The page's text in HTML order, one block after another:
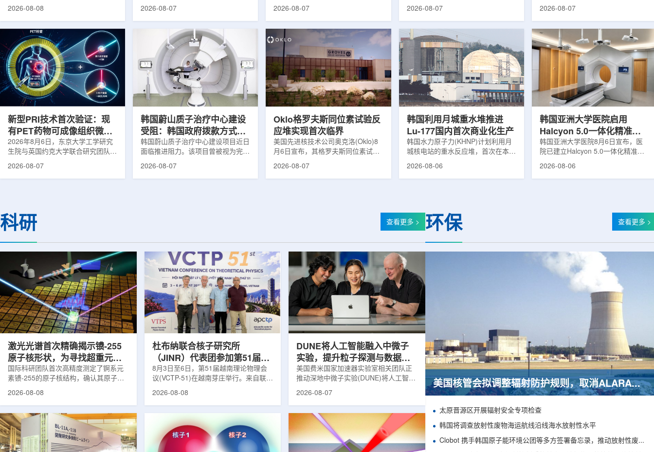
式设立。公司由中国同辐股份有限公
创)共同出资组建，中国同辐持股
90%，中核浙创持股10%。中核辐智
将承接中国同辐核医学发展中心业
务，锚定智慧核医疗赛道深耕布局。
公司以智慧核医学物联系统为核心载
体，打通核医疗全产业链条，构建智
慧核医学系统+核药+装备+服务协同
发展模式，推动业务从单一产品供给
2026-08-08
射性药物开发，迄今已主导/参与发
完成自研7款放射性药物的临床转
化，用于多种肿瘤诊疗。报告会上，
林国贤教授基于其团队多年的前沿探
索，系统梳理了针对前列腺癌靶点
PSMA的核药相关研究进展：一是F-
18标记PSMA靶向PET显像剂的分子
设计与临床优势;二是通过理性优化
分子结构，大幅提高Lu-177标记治
2026-08-07
温哥华不列颠哥伦比亚癌症中心林国
性药物开发》的学术报告。报告会采
取线上线下结合方式举行，放射所部
分科研人员和研究生参加。林国贤教
授长期从事肿瘤诊疗靶向放射性药物
开发研究，已主导或参与发表135余
篇同行评议期刊论文，提交30余项
放射性药物相关专利申请，并完成7
款自研放射性药物的临床转化，应用
2026-08-07
回旋质子治疗系统，在合肥离子医学
治疗系统的重要突破。本例受试者为
肺癌患者。试验所用的超导质子治疗
系统，搭载中科离子自主研发的
SC240超导回旋加速器，具有超大照
射野、360°全周束流配送能力。治
疗全程依托多模融合4D图像引导精
准定位，能实现动态适配、精准治
疗。设备运行平稳低噪，治疗控制软
2026-08-07
究成果。BRIN局长阿里夫·萨特里亚
粮食和健康等领域。在健康领域，
BRIN正在开发用于核医学的放射性
药物。这类药物含有放射性物质，可
用于癌症诊断和治疗。阿里夫表示，
放射性药物研发对癌症识别和治疗具
有重要意义。在食品领域，BRIN将
核技术用于食品保鲜，重点包括出口
水果的辐照处理。阿里夫介绍，一些
2026-08-07
新型PRI技术首次验证：现
有PET药物可成像组织微环
境
2026年8月6日，东京大学工学研究
生院与英国约克大学联合研究团队宣
布，已建立一种利用正电子三光子衰
衰变的下一代核医学成像概念图目前
临床PET扫描主要利用正电子双光子
程度相关的微环境信息捕捉有限。...
2026-08-07
韩国蔚山质子治疗中心建设
受阻：韩国政府拨款方式调
整影响项目推进
韩国蔚山质子治疗中心建设项目近日
面临推进阻力。该项目曾被视为完善
韩国东南部区域癌症治疗体系的关键
中心，构建癌症患者可在区域内完成
手术...
2026-08-07
Oklo格罗夫斯同位素试验反
应堆实现首次临界
美国先进核技术公司奥克洛(Oklo)8
月6日宣布，其格罗夫斯同位素试验
反应堆已在低功率状态下实现可控自
工程建设、组件制造或采购、燃料配
置及...
2026-08-07
韩国利用月城重水堆推进
Lu-177国内首次商业化生产
韩国水力原子力(KHNP)计划利用月
城核电站的重水反应堆，首次在本土
生产用于癌症治疗的放射性同位素
元化的供应链并缩短运输时间。此次
计划的首要目标是实现镥-177的商业
后，韩国水力原子力还将扩大生产范
围至钴...
2026-08-06
韩国亚洲大学医院启用
Halcyon 5.0一体化精准放
射治疗方案
韩国亚洲大学医院8月6日宣布，医
院已建立Halcyon 5.0一体化精准放
射治疗解决方案，并开始全面用于患
Halcyon系统软件5.0版本为基础，集
成高分辨率锥形束CT成像系统
射治疗系统IDENTIFY。亚洲大学医
院表示，该院是韩国首...
2026-08-06
科研 查看更多 >
激光光谱首次精确揭示镄-255
原子核形状，为寻找超重元素
提供新线索
国际科研团队首次高精度测定了锕系元
素镄-255的原子核结构，确认其原子核
美因茨约翰内斯·古腾堡大学、亥姆霍兹
美因茨研究所、瑞典哥德堡大学等18家
机构合作完成。研究结果不仅修正了以
往标准数据表中部分不合理的核性质数
值，也为现代原子核理论模型提供了关
2026-08-08
杜布纳联合核子研究所
（JINR）代表团参加第51届越
南理论物理会议
8月3日至6日，第51届越南理论物理会
议(VCTP-51)在越南芽庄举行。来自联合
南、德国、印度、中国、巴基斯坦、俄
罗斯、台湾、菲律宾和日本等国家和地
区的170余名学者开展交流。本届会议议
题覆盖高能物理、核物理、凝聚态物理
和宇宙学等多个理论物理前沿方向，同
2026-08-08
DUNE将人工智能融入中微子
实验，提升粒子探测与数据处
理能力
美国费米国家加速器实验室相关团队正
推动深地中微子实验(DUNE)将人工智能
互作用识别、事件分类和探测器管理能
力。DUNE位于长基线中微子设施，目
前已开始安装大型中微子探测器模块的
结构元件。该实验由近探测器和远探测
器组成：近探测器位于费米实验室，远
2026-08-07
环保 查看更多 >
美国核管会拟调整辐射防护规则，取消ALARA要求引发安全争议
太原晋源区开展辐射安全专项检查
韩国将调查放射性废物海运航线沿线海水放射性水平
Clobot 携手韩国原子能环境公团等多方签署备忘录，推动放射性废物安全管理多机型机器人示范